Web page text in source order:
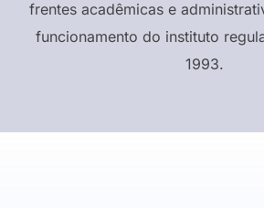
frentes acadêmicas e
funcionamento do instituto
1993.